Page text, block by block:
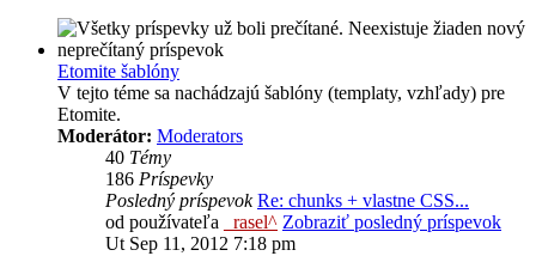
Etomite šablóny
V tejto téme sa nachádzajú šablóny (templaty, vzhľady) pre
Etomite.
Moderátor: Moderators
40 Témy
186 Príspevky
Posledný príspevok Re: chunks + vlastne CSS...
od používateľa
_rasel^ Zobraziť posledný príspevok
Ut Sep 11, 2012 7:18 pm